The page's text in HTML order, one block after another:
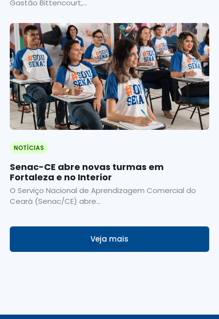
Gastão Bittencourt,...
NOTÍCIAS
Senac-CE abre novas turmas em
Fortaleza e no Interior
O Serviço Nacional de Aprendizagem Comercial do
Ceará (Senac/CE) abre...
Veja mais